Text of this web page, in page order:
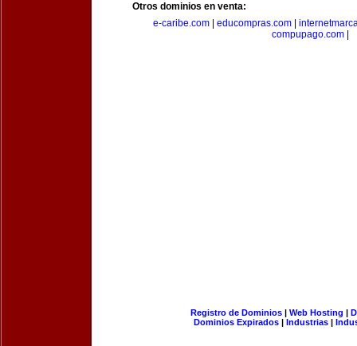
Otros dominios en venta:
e-caribe.com| educompras.com|
compupago.com|
Registro de Dominios| Web Hosting |
Dominios Expirados | Industrias |